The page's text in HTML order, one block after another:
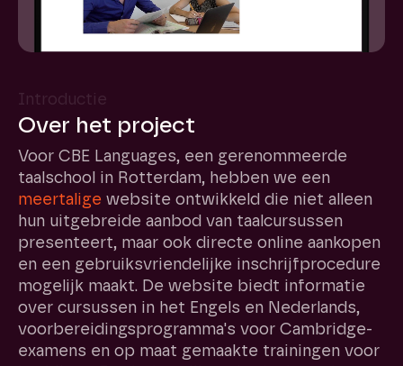
Introductie
Over het project
Voor CBE Languages, een gerenommeerde
taalschool in Rotterdam, hebben we een
meertalige website ontwikkeld die niet alleen
hun uitgebreide aanbod van taalcursussen
presenteert, maar ook directe online aankopen
en een gebruiksvriendelijke inschrijfprocedure
mogelijk maakt. De website biedt informatie
over cursussen in het Engels en Nederlands,
voorbereidingsprogramma's voor Cambridge-
examens en op maat gemaakte trainingen voor